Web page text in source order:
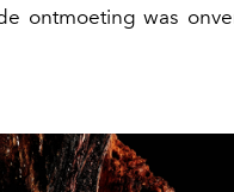
ontmoeting was